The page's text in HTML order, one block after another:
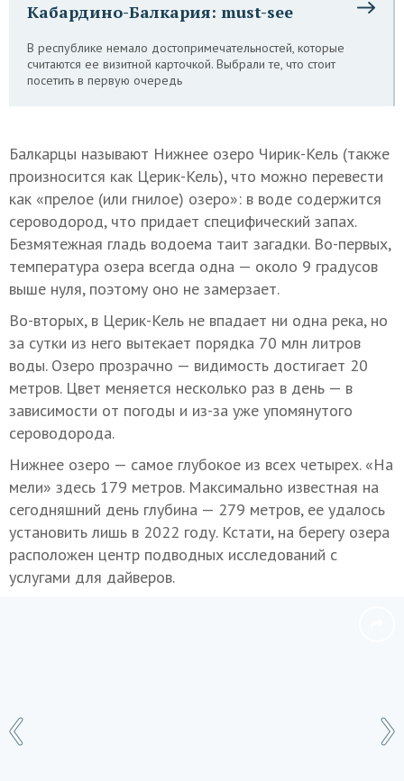
Кабардино-Балкария: must-see
В республике немало достопримечательностей, которые
считаются ее визитной карточкой. Выбрали те, что стоит
посетить в первую очередь
Балкарцы называют Нижнее озеро Чирик-Кель (также
произносится как Церик-Кель), что можно перевести
как «прелое (или гнилое) озеро»: в воде содержится
сероводород, что придает специфический запах.
Безмятежная гладь водоема таит загадки. Во-первых,
температура озера всегда одна — около 9 градусов
выше нуля, поэтому оно не замерзает.
Во-вторых, в Церик-Кель не впадает ни одна река, но
за сутки из него вытекает порядка 70 млн литров
воды. Озеро прозрачно — видимость достигает 20
метров. Цвет меняется несколько раз в день — в
зависимости от погоды и из-за уже упомянутого
сероводорода.
Нижнее озеро — самое глубокое из всех четырех. «На
мели» здесь 179 метров. Максимально известная на
сегодняшний день глубина — 279 метров, ее удалось
установить лишь в 2022 году. Кстати, на берегу озера
расположен центр подводных исследований с
услугами для дайверов.